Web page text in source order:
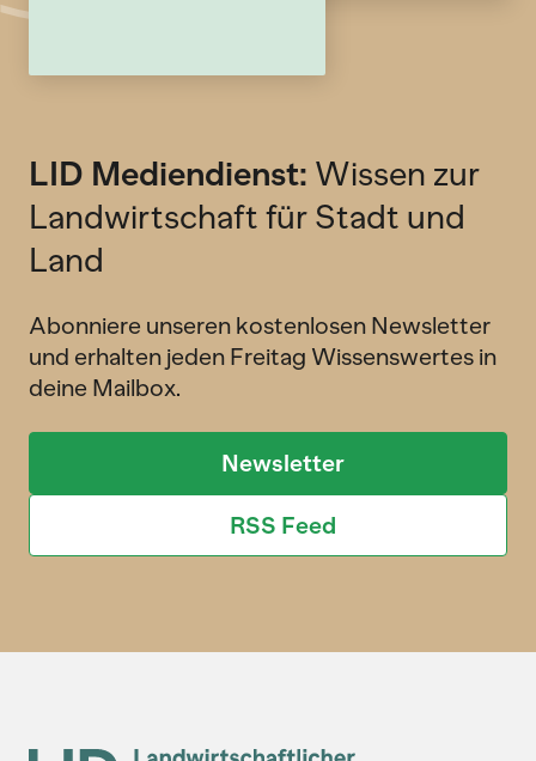
LID Mediendienst: Wissen zur
Landwirtschaft für Stadt und
Land
Abonniere unseren kostenlosen Newsletter
und erhalten jeden Freitag Wissenswertes in
deine Mailbox.
Newsletter
RSS Feed